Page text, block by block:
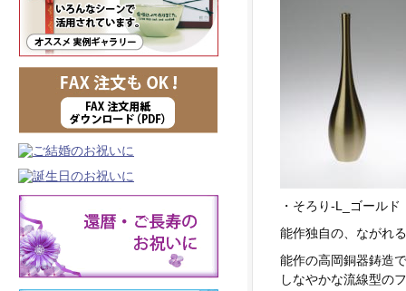
・そろり-L_ゴールド
能作独自の、ながれ
能作の高岡銅器鋳造
しなやかな流線型の